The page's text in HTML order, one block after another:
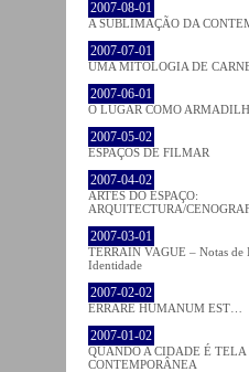
2007-08-01
A SUBLIMAÇÃO DA
2007-07-01
UMA MITOLOGIA DE
2007-06-01
O LUGAR COMO
2007-05-02
ESPAÇOS DE FILMAR
2007-04-02
ARTES DO ESPAÇO:
ARQUITECTURA/
2007-03-01
TERRAIN VAGUE – Notas de
Identidade
2007-02-02
ERRARE HUMANUM EST…
2007-01-02
QUANDO A CIDADE É TELA
CONTEMPORÂNEA